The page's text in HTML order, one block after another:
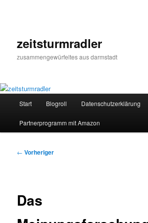
zeitsturmradler
zusammengewürfeltes aus darmstadt
Start Blogroll Datenschutzerklärung
Partnerprogramm mit Amazon
Beitragsnavigation
← Vorheriger
Das